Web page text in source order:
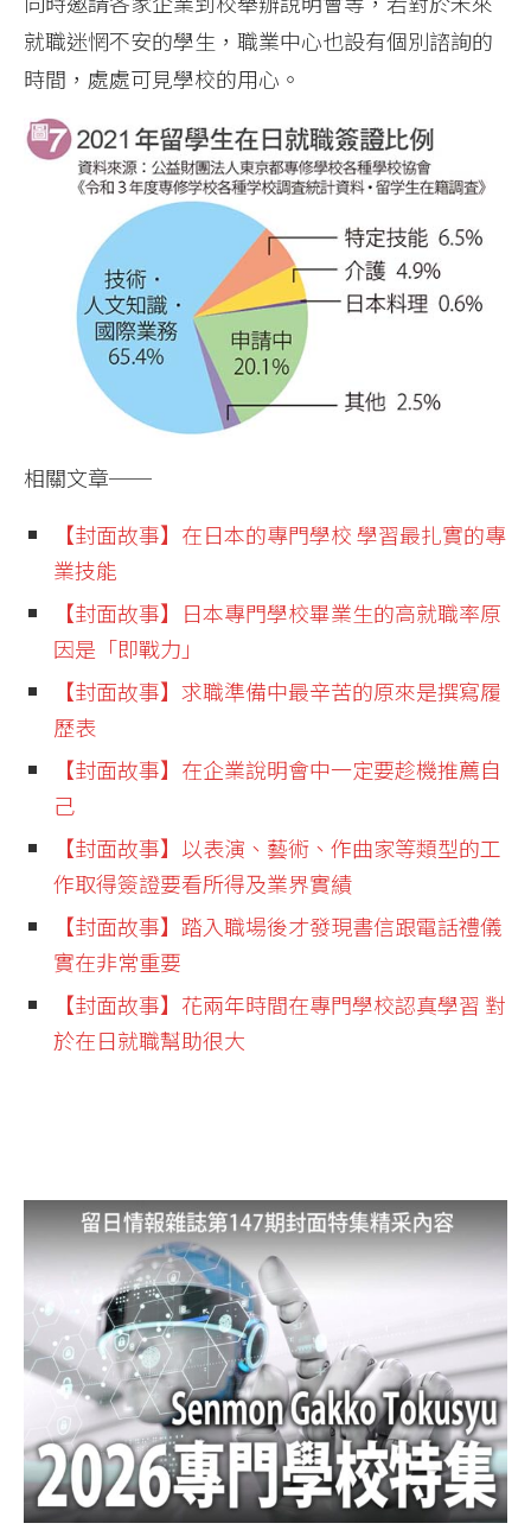
就職迷惘不安的學生，職業中心也設有個別諮詢的
時間，處處可見學校的用心。
相關文章──
【封面故事】 在日本的專門學校 學習最扎實的專
業技能
【封面故事】 日本專門學校畢業生的高就職率原
因是「即戰力」
【封面故事】 求職準備中最辛苦的原來是撰寫履
歷表
【封面故事】 在企業說明會中一定要趁機推薦自
己
【封面故事】 以表演、藝術、作曲家等類型的工
作取得簽證要看所得及業界實績
【封面故事】 踏入職場後才發現書信跟電話禮儀
實在非常重要
【封面故事】 花兩年時間在專門學校認真學習 對
於在日就職幫助很大